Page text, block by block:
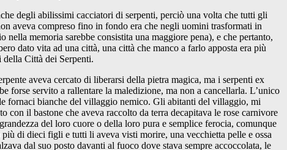
degli abilissimi cacciatori di serpenti, perciò una volta che tutti gli
aveva compreso fino in fondo era che negli uomini trasformati in
memoria sarebbe consistita una maggiore pena), e che pertanto,
dato vita ad una città, una città che manco a farlo apposta era più
Città dei Serpenti.
aveva cercato di liberarsi della pietra magica, ma i serpenti ex
forse servito a rallentare la maledizione, ma non a cancellarla. L’unico
fornaci bianche del villaggio nemico. Gli abitanti del villaggio, mi
il bastone che aveva raccolto da terra decapitava le rose carnivore
del loro cuore o della loro pura e semplice ferocia, comunque
di dieci figli e tutti li aveva visti morire, una vecchietta pelle e ossa
dal suo posto davanti al fuoco dove stava sempre accoccolata, le